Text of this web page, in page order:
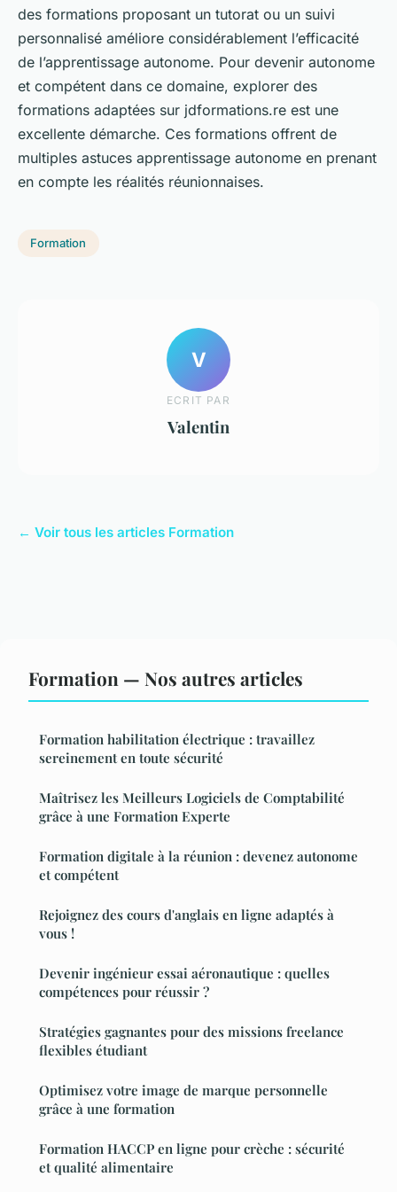
des formations proposant un tutorat ou un suivi
personnalisé améliore considérablement l’efficacité
de l’apprentissage autonome. Pour devenir autonome
et compétent dans ce domaine, explorer des
formations adaptées sur jdformations.re est une
excellente démarche. Ces formations offrent de
multiples astuces apprentissage autonome en prenant
en compte les réalités réunionnaises.
Formation
V
ECRIT PAR
Valentin
← Voir tous les articles Formation
Formation — Nos autres articles
Formation habilitation électrique : travaillez
sereinement en toute sécurité
Maîtrisez les Meilleurs Logiciels de Comptabilité
grâce à une Formation Experte
Formation digitale à la réunion : devenez autonome
et compétent
Rejoignez des cours d'anglais en ligne adaptés à
vous !
Devenir ingénieur essai aéronautique : quelles
compétences pour réussir ?
Stratégies gagnantes pour des missions freelance
flexibles étudiant
Optimisez votre image de marque personnelle
grâce à une formation
Formation HACCP en ligne pour crèche : sécurité
et qualité alimentaire